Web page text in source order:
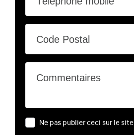
Code Postal
Commentaires
Ne pas publier ceci sur le site